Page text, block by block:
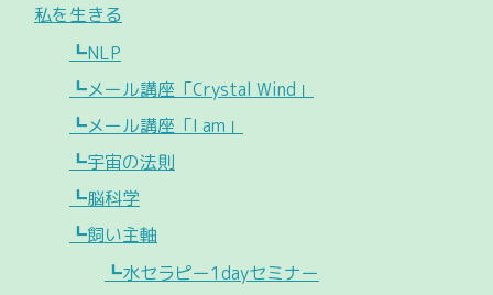
私を生きる
┗NLP
┗メール講座「Crystal Wind」
┗メール講座「I am」
┗宇宙の法則
┗脳科学
┗飼い主軸
┗水セラピー1dayセミナー